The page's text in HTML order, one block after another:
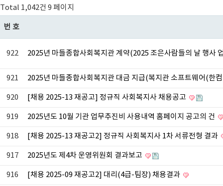
Total 1,042건 9 페이지
번호
922 2025년 마들종합사회복지관 계약(2025 조은사람들의 날 행사
921 2025년 마들종합사회복지관 대금 지급(복지관 소프트웨어(
920 [채용 2025-13 재공고] 정규직 사회복지사 채용공고
919 2025년도 10월 기관 업무추진비 사용내역 홈페이지 공고의 건
918 [채용 2025-13 재공고2] 정규직 사회복지사 1차 서류전형 결과
917 2025년도 제4차 운영위원회 결과보고
916 [채용 2025-09 재공고2] 대리(4급-팀장) 채용결과